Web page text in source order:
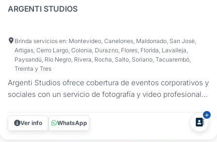
ARGENTI STUDIOS
Brinda servicios en: Montevideo, Canelones, Maldonado, San José,
Artigas, Cerro Largo, Colonia, Durazno, Flores, Florida, Lavalleja,
Paysandú, Río Negro, Rivera, Rocha, Salto, Soriano, Tacuarembó,
Treinta y Tres
Argenti Studios ofrece cobertura de eventos corporativos y
sociales con un servicio de fotografía y video profesional
lanzamientos de productos, aniversarios y fiestas de fin de
año con un enfoque técnico, puntual y adaptado
Ver info WhatsApp